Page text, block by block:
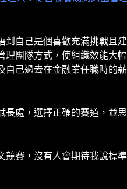
到自己是個喜歡充滿挑戰且
理團隊方式，使組織效能大
自己過去在金融業任職時的
長處，選擇正確的賽道，並
賽，沒有人會期待我說標